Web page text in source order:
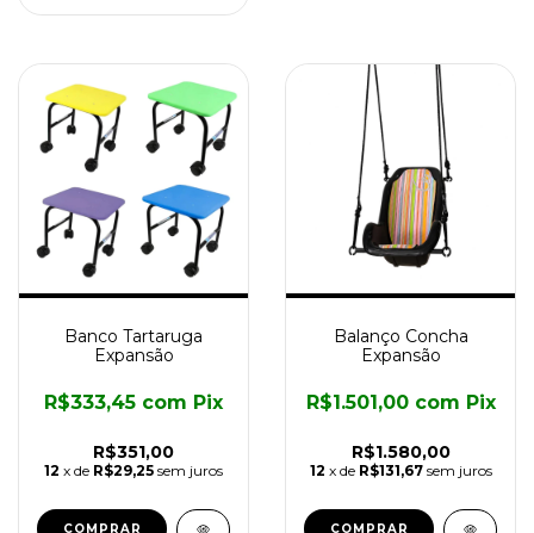
Banco Tartaruga
Expansão
R$351,00
R$333,45 com Pix
12 x de R$29,25 sem juros
Balanço Concha
Expansão
R$1.580,00
R$1.501,00 com Pix
12 x de R$131,67 sem juros